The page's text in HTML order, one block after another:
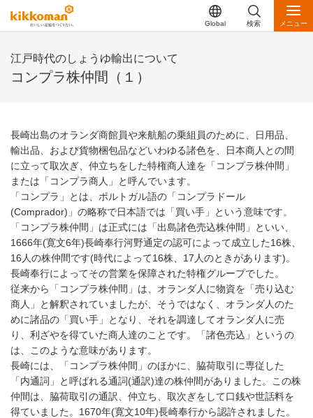
Global 検索 メニュー
江戸時代のしょうゆ輸出について
コンプラ株仲間（１）
長崎出島のオランダ商館員や来航船の乗組員のために、日用品、
輸出品、および貨物梱包品などいわゆる諸色を、日本商人との間
に立って取次ぎ、仲立ちをした特権商人達を「コンプラ株仲間」
または「コンプラ商人」と呼んでいます。
「コンプラ」とは、ポルトガル語の「コンプラドール
(Comprador)」の略称で日本語では「買い手」という意味です。
「コンプラ株仲間」は正式には「出島諸色売込株仲間」といい、
1666年(寛文6年)長崎奉行河野通定の認可によって成立した16株、
16人の株仲間です(時代によって16株、17人のときがあります)。
長崎奉行によってその営業を保障された特権グループでした。
従来から「コンプラ株仲間」は、オランダ人に物資を「売り込む
商人」と解釈されていましたが、そうではなく、オランダ人のた
めに諸品の「買い手」となり、それを調達してオランダ人に売
り、利ざやを得ていた商人達のことです。「諸色売込」というの
は、このような意味があります。
長崎には、「コンプラ株仲間」のほかに、脇荷取引に専従した
「内通詞」と呼ばれる通詞(通訳)達の株仲間がありました。この株
仲間は、脇荷取引の通訳、仲立ち、取次ぎをして口銭や世話料を
得ていました。1670年(寛文10年)長崎奉行から認許されました。